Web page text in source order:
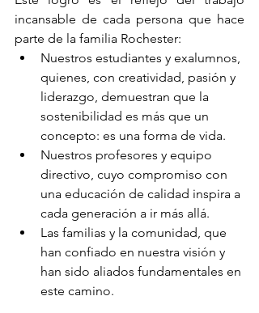
incansable de cada persona que hace
parte de la familia Rochester:
Nuestros estudiantes y exalumnos,
quienes, con creatividad, pasión y
liderazgo, demuestran que la
sostenibilidad es más que un
concepto: es una forma de vida.
Nuestros profesores y equipo
directivo, cuyo compromiso con
una educación de calidad inspira a
cada generación a ir más allá.
Las familias y la comunidad, que
han confiado en nuestra visión y
han sido aliados fundamentales en
este camino.